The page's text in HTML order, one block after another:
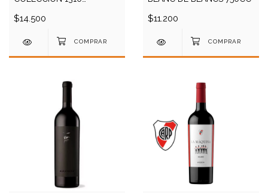
$14.500 $11.200